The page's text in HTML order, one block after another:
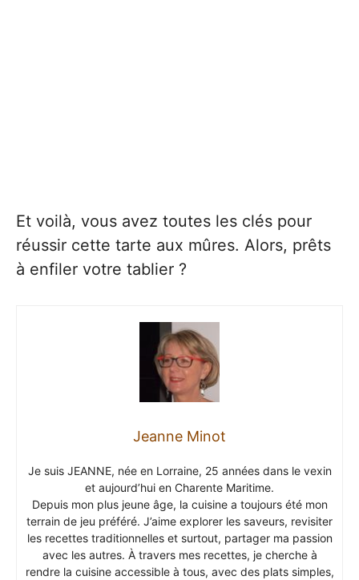
Et voilà, vous avez toutes les clés pour
réussir cette tarte aux mûres. Alors, prêts
à enfiler votre tablier ?
Jeanne Minot
Je suis JEANNE, née en Lorraine, 25 années dans le vexin
et aujourd’hui en Charente Maritime.
Depuis mon plus jeune âge, la cuisine a toujours été mon
terrain de jeu préféré. J’aime explorer les saveurs, revisiter
les recettes traditionnelles et surtout, partager ma passion
avec les autres. À travers mes recettes, je cherche à
rendre la cuisine accessible à tous, avec des plats simples,